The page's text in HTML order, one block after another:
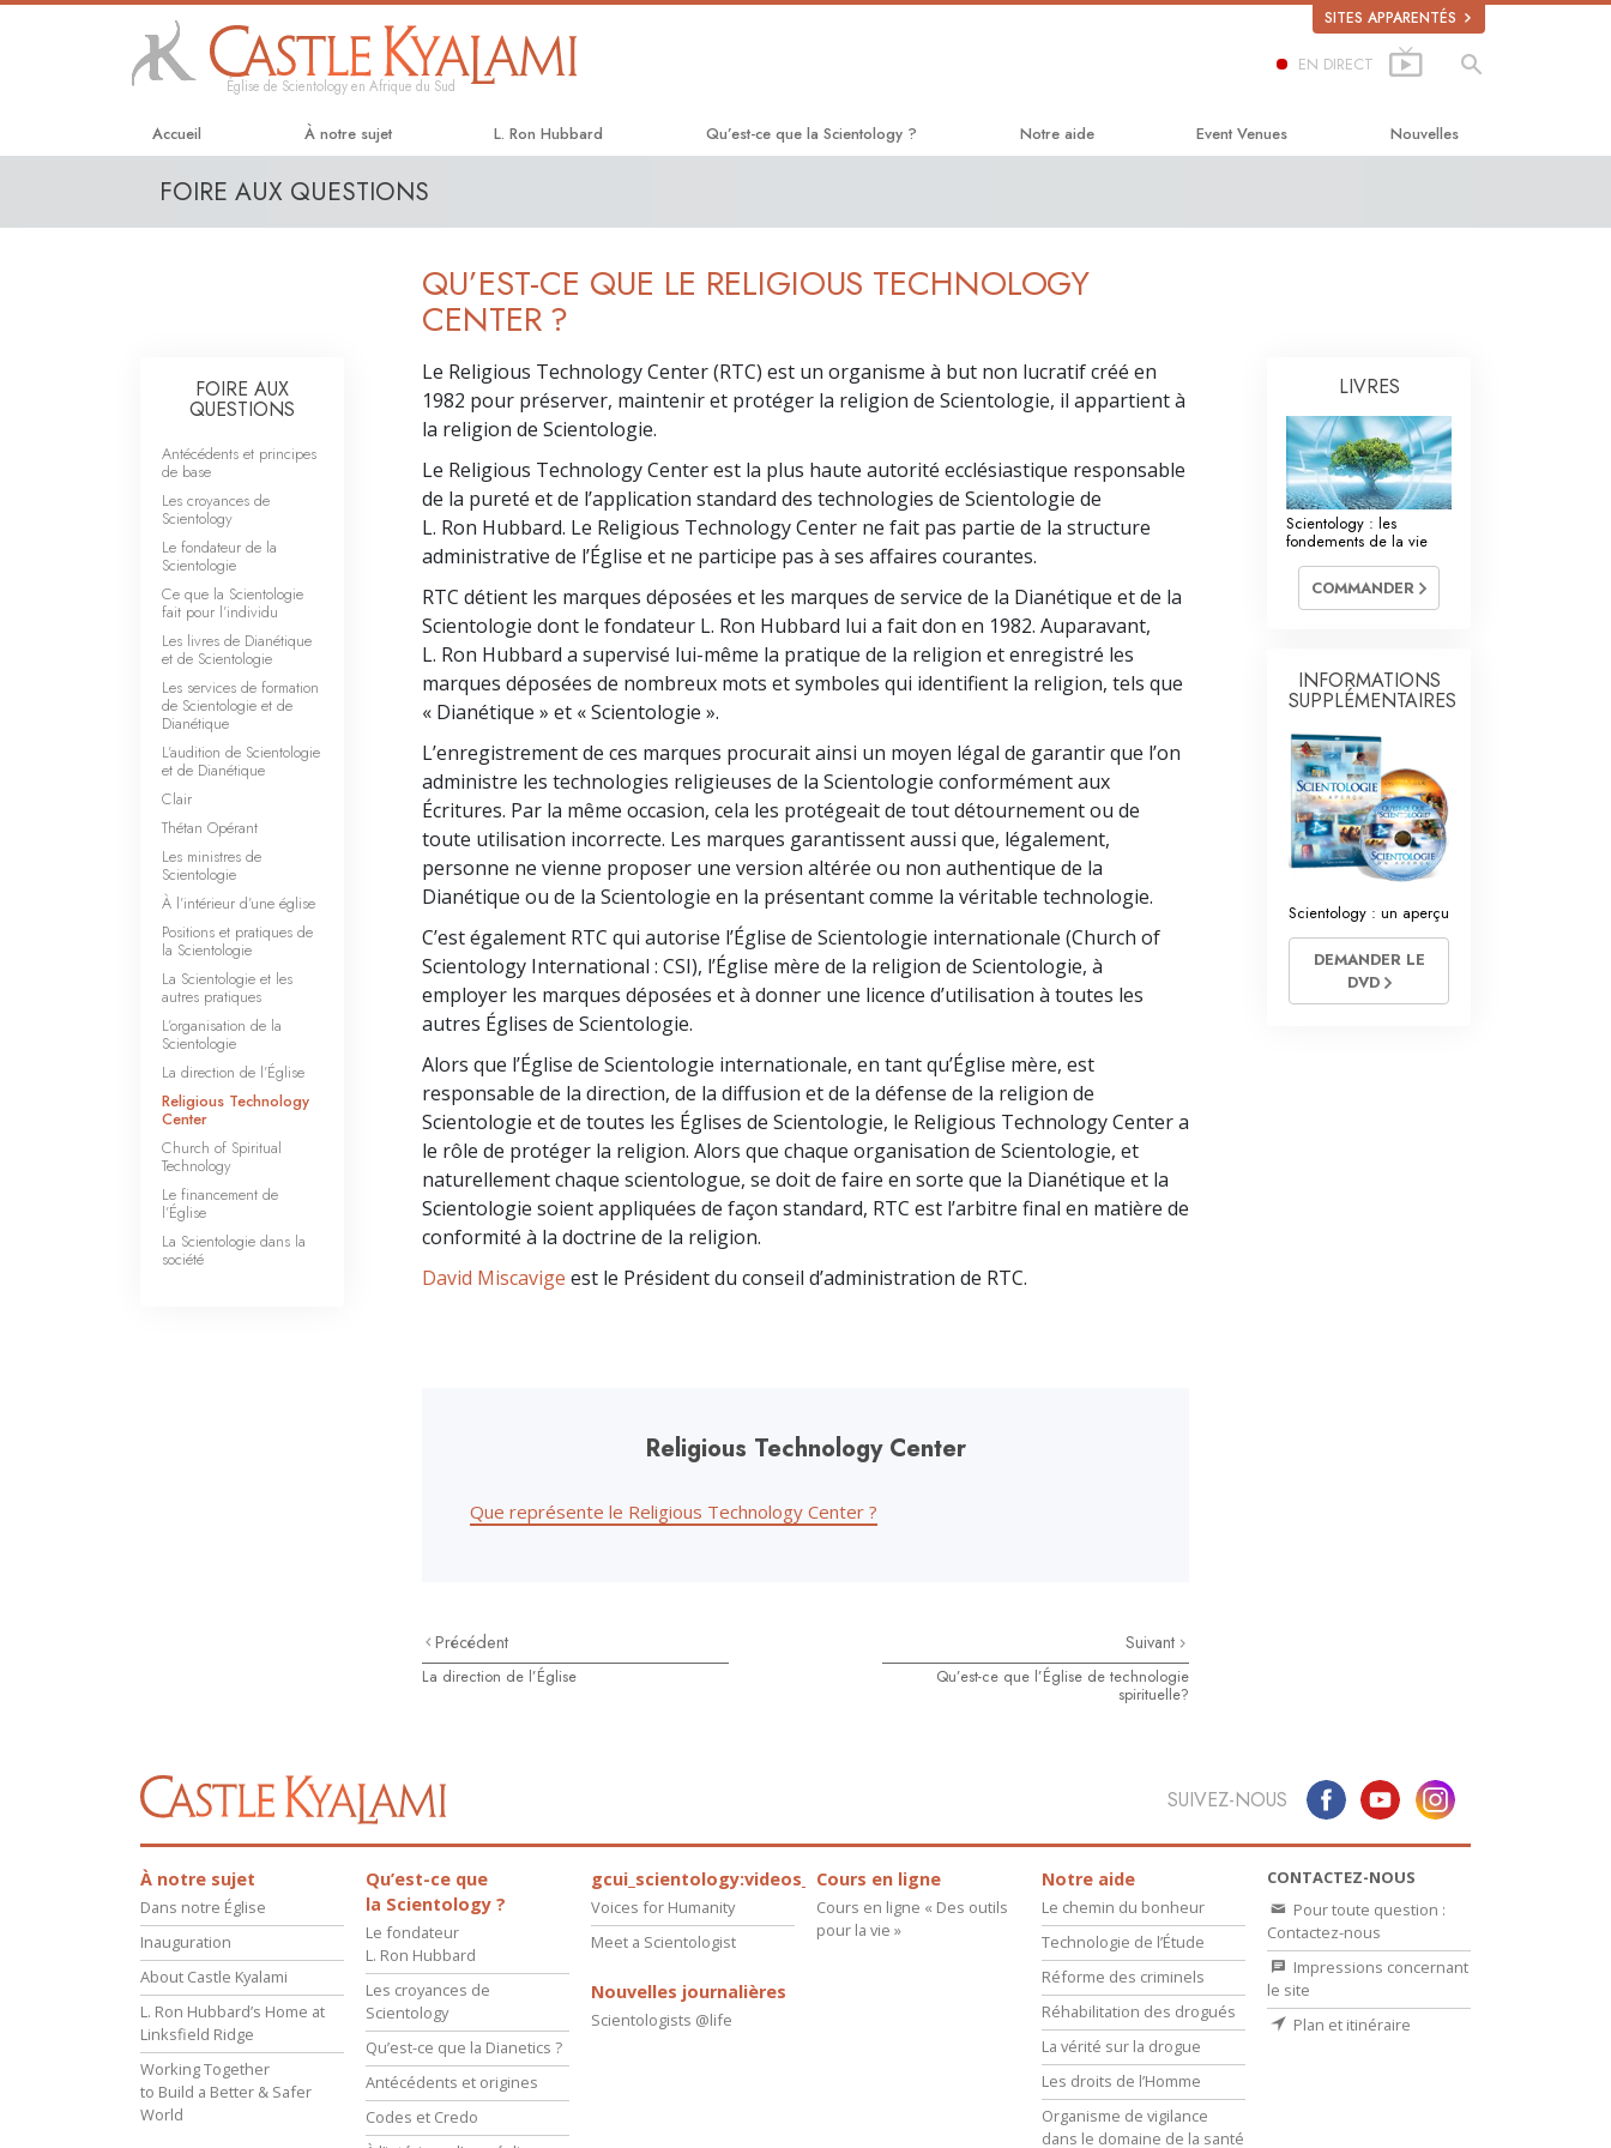
SITES APPARENTÉS
Église de Scientology en Afrique du Sud
EN DIRECT
Accueil À notre sujet L. Ron Hubbard Qu’est-ce que la Scientology ?
Les scientologues et la Scientologie
À l’intérieur d’une église
La Dianétique : Une introduction
Amour et haine –
Qu’est-ce que la grandeur ?
Notre aide
Criminon
La vérité sur la drogue
La Commission des Citoyens pour les
Droits de l’Homme
Les ministres volontaires de Scientology
Event Venues Nouvelles
FOIRE AUX QUESTIONS
QU’EST-CE QUE LE RELIGIOUS TECHNOLOGY
CENTER ?
Le Religious Technology Center (RTC) est un organisme à but non lucratif créé en
1982 pour préserver, maintenir et protéger la religion de Scientologie, il appartient à
la religion de Scientologie.
Le Religious Technology Center est la plus haute autorité ecclésiastique responsable
de la pureté et de l’application standard des technologies de Scientologie de
L. Ron Hubbard. Le Religious Technology Center ne fait pas partie de la structure
administrative de l’Église et ne participe pas à ses affaires courantes.
RTC détient les marques déposées et les marques de service de la Dianétique et de la
Scientologie dont le fondateur L. Ron Hubbard lui a fait don en 1982. Auparavant,
L. Ron Hubbard a supervisé lui-même la pratique de la religion et enregistré les
marques déposées de nombreux mots et symboles qui identifient la religion, tels que
« Dianétique » et « Scientologie ».
L’enregistrement de ces marques procurait ainsi un moyen légal de garantir que l’on
administre les technologies religieuses de la Scientologie conformément aux
Écritures. Par la même occasion, cela les protégeait de tout détournement ou de
toute utilisation incorrecte. Les marques garantissent aussi que, légalement,
personne ne vienne proposer une version altérée ou non authentique de la
Dianétique ou de la Scientologie en la présentant comme la véritable technologie.
C’est également RTC qui autorise l’Église de Scientologie internationale (Church of
Scientology International : CSI), l’Église mère de la religion de Scientologie, à
employer les marques déposées et à donner une licence d’utilisation à toutes les
autres Églises de Scientologie.
Alors que l’Église de Scientologie internationale, en tant qu’Église mère, est
responsable de la direction, de la diffusion et de la défense de la religion de
Scientologie et de toutes les Églises de Scientologie, le Religious Technology Center a
le rôle de protéger la religion. Alors que chaque organisation de Scientologie, et
naturellement chaque scientologue, se doit de faire en sorte que la Dianétique et la
Scientologie soient appliquées de façon standard, RTC est l’arbitre final en matière de
conformité à la doctrine de la religion.
David Miscavige est le Président du conseil d’administration de RTC.
Religious Technology Center
Que représente le Religious Technology Center ?
Précédent
La direction de l’Église
Suivant
Qu’est-ce que l’Église de technologie
spirituelle?
FOIRE AUX
QUESTIONS
Antécédents et principes
de base
Les croyances de
Scientology
Le fondateur de la
Scientologie
Ce que la Scientologie
fait pour l’individu
Les livres de Dianétique
et de Scientologie
Les services de formation
de Scientologie et de
Dianétique
L’audition de Scientologie
et de Dianétique
Clair
Thétan Opérant
Les ministres de
Scientologie
À l’intérieur d’une église
Positions et pratiques de
la Scientologie
La Scientologie et les
autres pratiques
L’organisation de la
Scientologie
La direction de l’Église
Religious Technology
Center
Church of Spiritual
Technology
Le financement de
l’Église
La Scientologie dans la
société
LIVRES
Scientology : les
fondements de la vie
COMMANDER
INFORMATIONS
SUPPLÉMENTAIRES
Scientology : un aperçu
DEMANDER LE
DVD
SUIVEZ-NOUS
À notre sujet
Dans notre Église
Inauguration
About Castle Kyalami
L. Ron Hubbard’s Home at
Linksfield Ridge
Working Together
to Build a Better & Safer
World
Qu’est-ce que
la Scientology ?
Le fondateur
L. Ron Hubbard
Les croyances de
Scientology
Qu’est-ce que la Dianetics ?
Antécédents et origines
Codes et Credo
gcui_scientology:videos_about_kyalami_from_scnnw
Voices for Humanity
Meet a Scientologist
Nouvelles journalières
Scientologists @life
Cours en ligne
Cours en ligne « Des outils
pour la vie »
Notre aide
Le chemin du bonheur
Technologie de l’Étude
Réforme des criminels
Réhabilitation des drogués
La vérité sur la drogue
Les droits de l’Homme
Organisme de vigilance
dans le domaine de la santé
CONTACTEZ-NOUS
Pour toute question :
Contactez-nous
Impressions concernant
le site
Plan et itinéraire